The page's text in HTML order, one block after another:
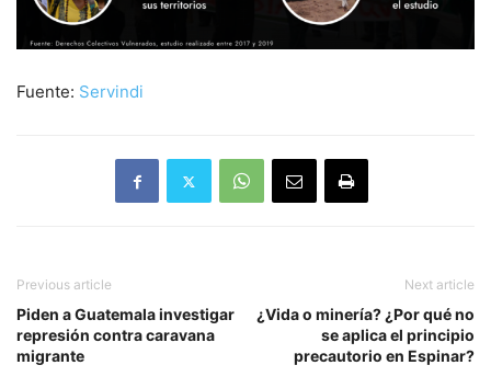
Fuente: Servindi
Previous article
Piden a Guatemala investigar
represión contra caravana
migrante
Next article
¿Vida o minería? ¿Por qué no
se aplica el principio
precautorio en Espinar?